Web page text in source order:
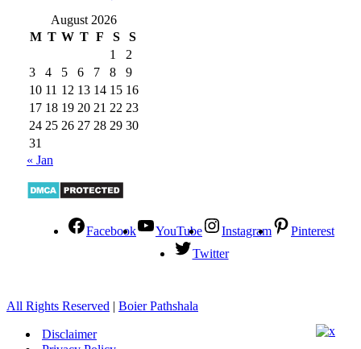
August 2026
M T W T F S
S
1
2
3
4 5 6 7 8
9
10 11 12 13 14 15 16
17 18 19 20 21 22 23
24 25 26 27 28 29 30
31
« Jan
Facebook YouTube Instagram
Pinterest
Twitter
All Rights Reserved | Boier Pathshala
Disclaimer